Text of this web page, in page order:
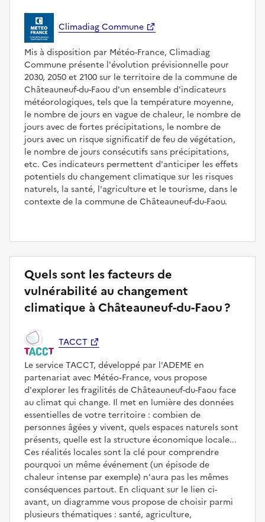
Climadiag Commune
Mis à disposition par Météo-France, Climadiag
Commune présente l'évolution prévisionnelle pour
2030, 2050 et 2100 sur le territoire de la commune de
Châteauneuf-du-Faou d'un ensemble d'indicateurs
météorologiques, tels que la température moyenne,
le nombre de jours en vague de chaleur, le nombre de
jours avec de fortes précipitations, le nombre de
jours avec un risque significatif de feu de végétation,
le nombre de jours consécutifs sans précipitations,
etc. Ces indicateurs permettent d'anticiper les effets
potentiels du changement climatique sur les risques
naturels, la santé, l'agriculture et le tourisme, dans le
contexte de la commune de Châteauneuf-du-Faou.
Quels sont les facteurs de
vulnérabilité au changement
climatique à Châteauneuf-du-Faou ?
TACCT
Le service TACCT, développé par l'ADEME en
partenariat avec Météo‑France, vous propose
d'explorer les fragilités de Châteauneuf-du-Faou face
au climat qui change. Il met en lumière des données
essentielles de votre territoire : combien de
personnes âgées y vivent, quels espaces naturels sont
présents, quelle est la structure économique locale...
Ces réalités locales sont la clé pour comprendre
pourquoi un même événement (un épisode de
chaleur intense par exemple) n'aura pas les mêmes
conséquences partout. En cliquant sur le lien ci-
avant, un diagramme vous propose de choisir parmi
plusieurs thématiques : santé, agriculture,